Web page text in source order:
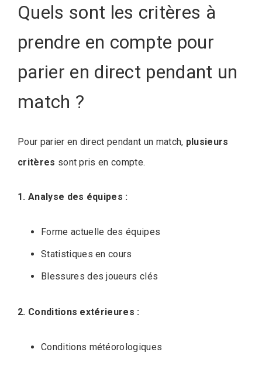
Quels sont les critères à
prendre en compte pour
parier en direct pendant un
match ?
Pour parier en direct pendant un match, plusieurs
critères sont pris en compte.
1. Analyse des équipes :
Forme actuelle des équipes
Statistiques en cours
Blessures des joueurs clés
2. Conditions extérieures :
Conditions météorologiques